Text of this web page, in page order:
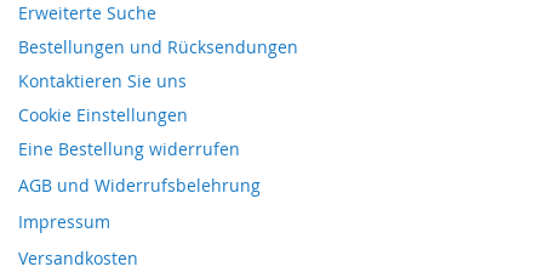
Erweiterte Suche
Bestellungen und Rücksendungen
Kontaktieren Sie uns
Cookie Einstellungen
Eine Bestellung widerrufen
AGB und Widerrufsbelehrung
Impressum
Versandkosten